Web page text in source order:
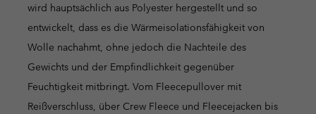
wird hauptsächlich aus Polyester hergestellt und so
entwickelt, dass es die Wärmeisolationsfähigkeit von
Wolle nachahmt, ohne jedoch die Nachteile des
Gewichts und der Empfindlichkeit gegenüber
Feuchtigkeit mitbringt. Vom Fleecepullover mit
Reißverschluss, über Crew Fleece und Fleecejacken bis